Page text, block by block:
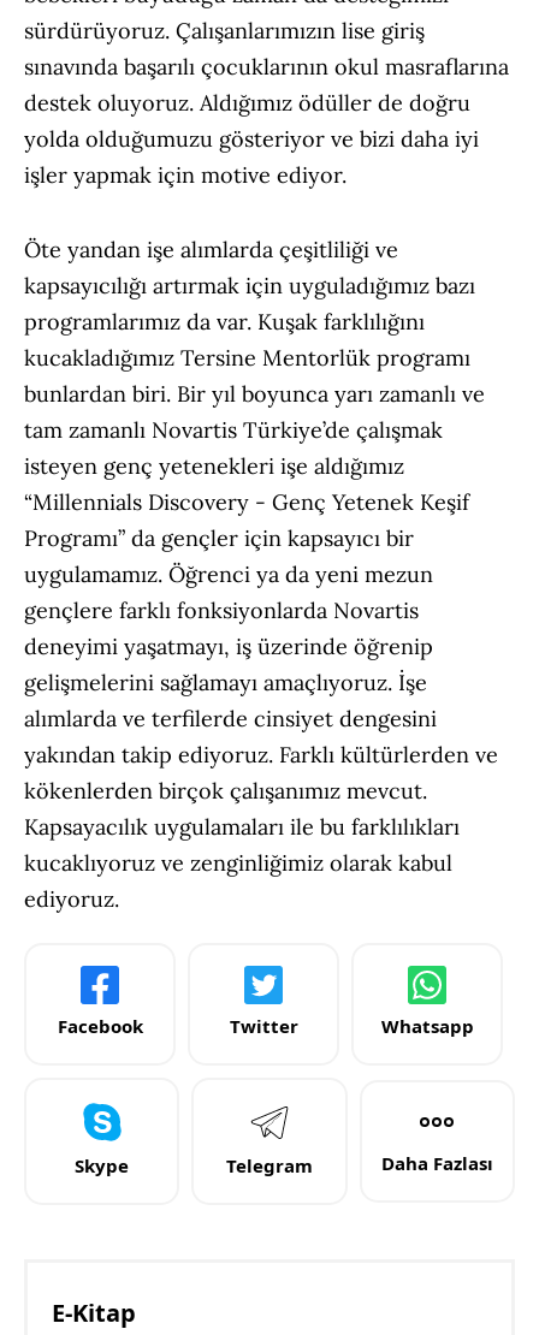
sürdürüyoruz. Çalışanlarımızın lise giriş
sınavında başarılı çocuklarının okul masraflarına
destek oluyoruz. Aldığımız ödüller de doğru
yolda olduğumuzu gösteriyor ve bizi daha iyi
işler yapmak için motive ediyor.
Öte yandan işe alımlarda çeşitliliği ve
kapsayıcılığı artırmak için uyguladığımız bazı
programlarımız da var. Kuşak farklılığını
kucakladığımız Tersine Mentorlük programı
bunlardan biri. Bir yıl boyunca yarı zamanlı ve
tam zamanlı Novartis Türkiye’de çalışmak
isteyen genç yetenekleri işe aldığımız
“Millennials Discovery - Genç Yetenek Keşif
Programı” da gençler için kapsayıcı bir
uygulamamız. Öğrenci ya da yeni mezun
gençlere farklı fonksiyonlarda Novartis
deneyimi yaşatmayı, iş üzerinde öğrenip
gelişmelerini sağlamayı amaçlıyoruz. İşe
alımlarda ve terfilerde cinsiyet dengesini
yakından takip ediyoruz. Farklı kültürlerden ve
kökenlerden birçok çalışanımız mevcut.
Kapsayacılık uygulamaları ile bu farklılıkları
kucaklıyoruz ve zenginliğimiz olarak kabul
ediyoruz.
Facebook Twitter Whatsapp
Skype Telegram Daha Fazlası
E-Kitap